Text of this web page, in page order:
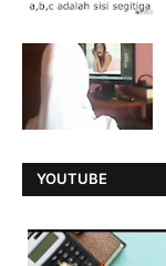
YOUTUBE